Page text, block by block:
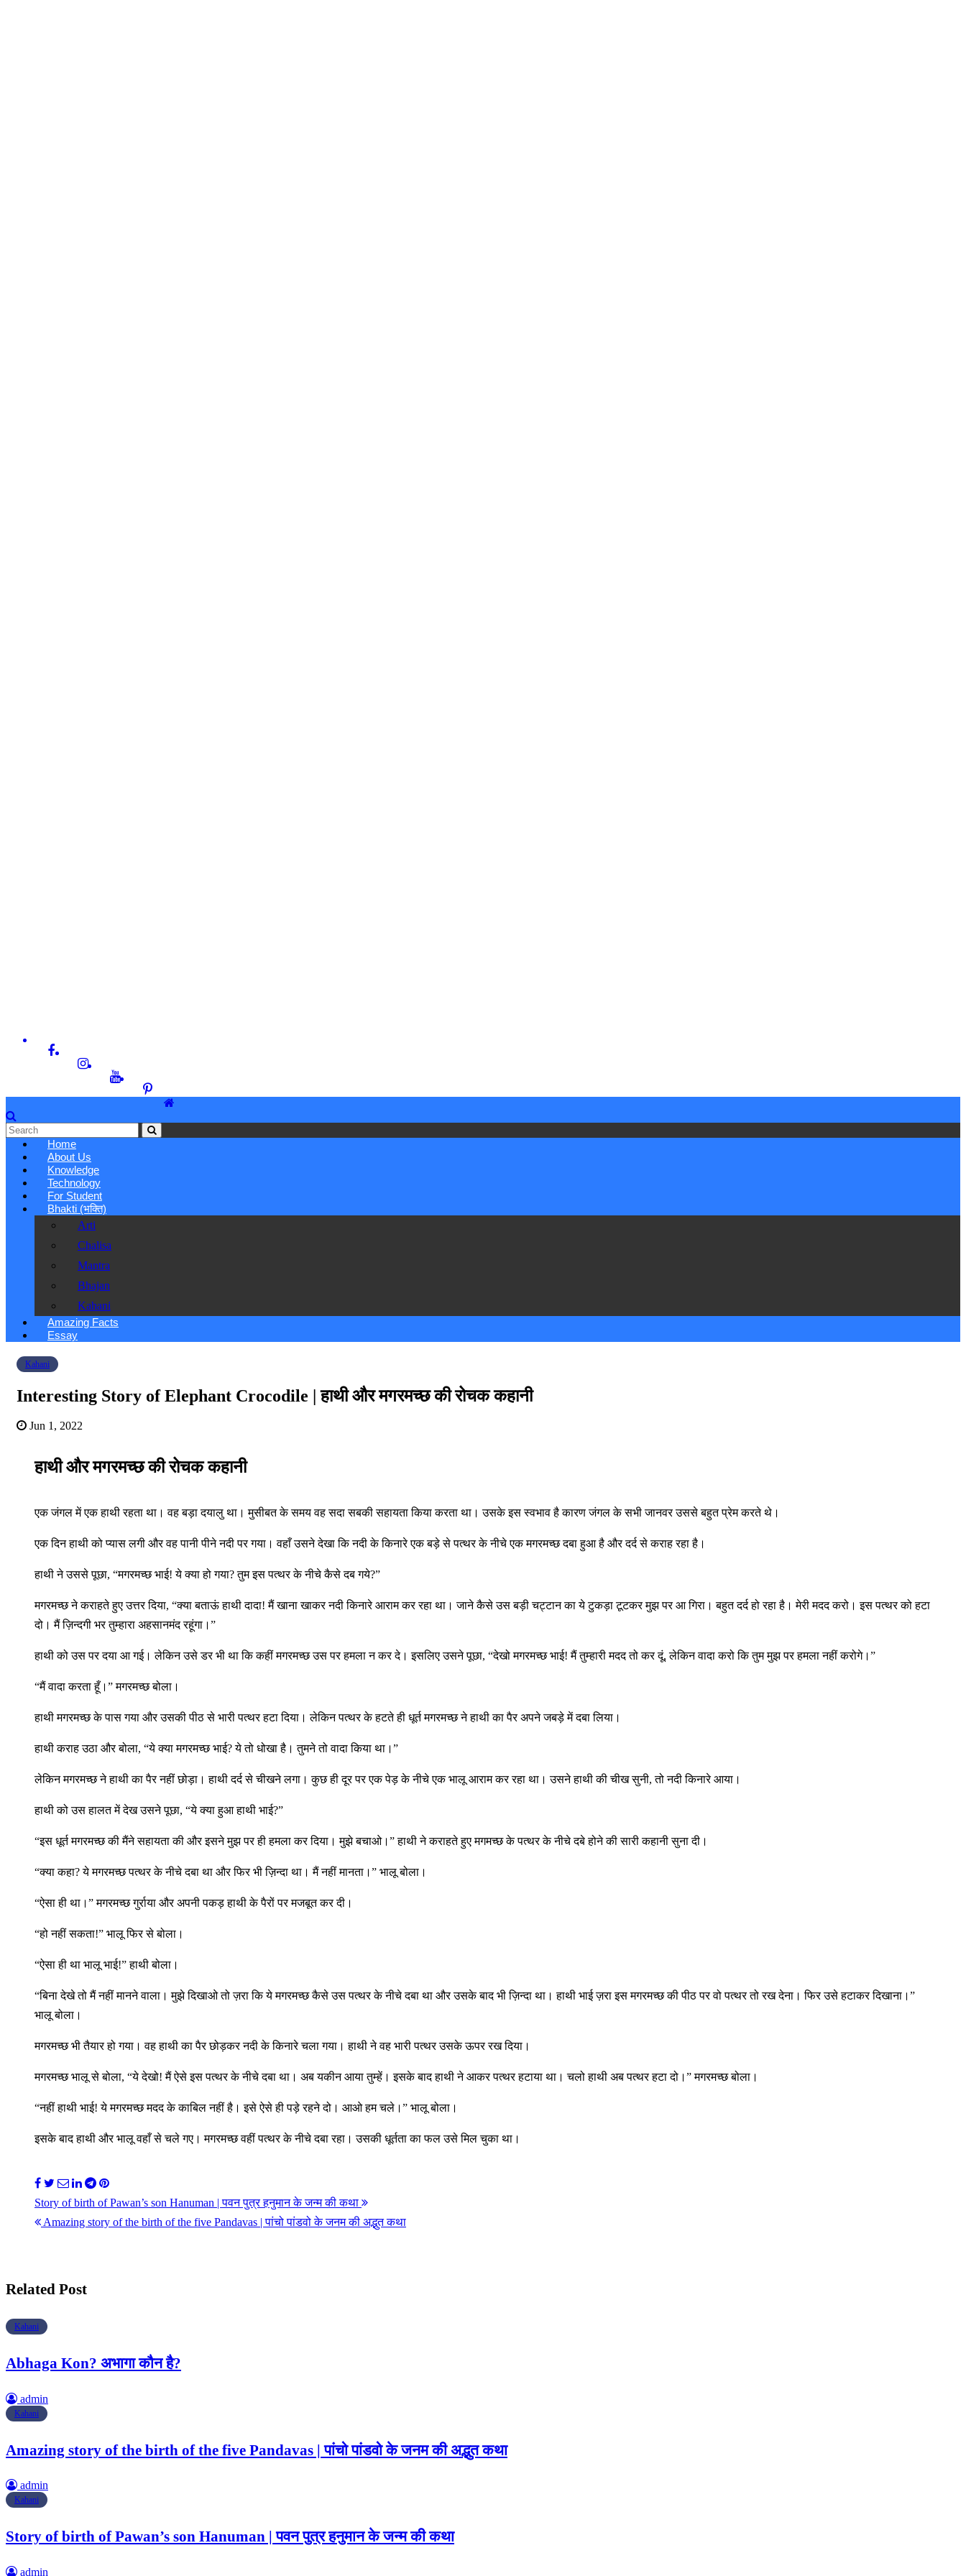
Home
About Us
Knowledge
Technology
For Student
Bhakti (भक्ति)
Arti
Chalisa
Mantra
Bhajan
Kahani
Amazing Facts
Essay
Kahani
Interesting Story of Elephant Crocodile | हाथी और मगरमच्छ की रोचक कहानी
Jun 1, 2022
हाथी और मगरमच्छ की रोचक कहानी
एक जंगल में एक हाथी रहता था। वह बड़ा दयालु था। मुसीबत के समय वह सदा सबकी सहायता किया करता था। उसके इस स्वभाव है कारण जंगल के सभी जानवर उससे बहुत प्रेम करते थे।
एक दिन हाथी को प्यास लगी और वह पानी पीने नदी पर गया। वहाँ उसने देखा कि नदी के किनारे एक बड़े से पत्थर के नीचे एक मगरमच्छ दबा हुआ है और दर्द से कराह रहा है।
हाथी ने उससे पूछा, “मगरमच्छ भाई! ये क्या हो गया? तुम इस पत्थर के नीचे कैसे दब गये?”
मगरमच्छ ने कराहते हुए उत्तर दिया, “क्या बताऊं हाथी दादा! मैं खाना खाकर नदी किनारे आराम कर रहा था। जाने कैसे उस बड़ी चट्टान का ये टुकड़ा टूटकर मुझ पर आ गिरा। बहुत दर्द हो रहा है। मेरी मदद करो। इस पत्थर को हटा
दो। मैं ज़िन्दगी भर तुम्हारा अहसानमंद रहूंगा।”
हाथी को उस पर दया आ गई। लेकिन उसे डर भी था कि कहीं मगरमच्छ उस पर हमला न कर दे। इसलिए उसने पूछा, “देखो मगरमच्छ भाई! मैं तुम्हारी मदद तो कर दूं, लेकिन वादा करो कि तुम मुझ पर हमला नहीं करोगे।”
“मैं वादा करता हूँ।” मगरमच्छ बोला।
हाथी मगरमच्छ के पास गया और उसकी पीठ से भारी पत्थर हटा दिया। लेकिन पत्थर के हटते ही धूर्त मगरमच्छ ने हाथी का पैर अपने जबड़े में दबा लिया।
हाथी कराह उठा और बोला, “ये क्या मगरमच्छ भाई? ये तो धोखा है। तुमने तो वादा किया था।”
लेकिन मगरमच्छ ने हाथी का पैर नहीं छोड़ा। हाथी दर्द से चीखने लगा। कुछ ही दूर पर एक पेड़ के नीचे एक भालू आराम कर रहा था। उसने हाथी की चीख सुनी, तो नदी किनारे आया।
हाथी को उस हालत में देख उसने पूछा, “ये क्या हुआ हाथी भाई?”
“इस धूर्त मगरमच्छ की मैंने सहायता की और इसने मुझ पर ही हमला कर दिया। मुझे बचाओ।” हाथी ने कराहते हुए मगमच्छ के पत्थर के नीचे दबे होने की सारी कहानी सुना दी।
“क्या कहा? ये मगरमच्छ पत्थर के नीचे दबा था और फिर भी ज़िन्दा था। मैं नहीं मानता।” भालू बोला।
“ऐसा ही था।” मगरमच्छ गुर्राया और अपनी पकड़ हाथी के पैरों पर मजबूत कर दी।
“हो नहीं सकता!” भालू फिर से बोला।
“ऐसा ही था भालू भाई!” हाथी बोला।
“बिना देखे तो मैं नहीं मानने वाला। मुझे दिखाओ तो ज़रा कि ये मगरमच्छ कैसे उस पत्थर के नीचे दबा था और उसके बाद भी ज़िन्दा था। हाथी भाई ज़रा इस मगरमच्छ की पीठ पर वो पत्थर तो रख देना। फिर उसे हटाकर दिखाना।”
भालू बोला।
मगरमच्छ भी तैयार हो गया। वह हाथी का पैर छोड़कर नदी के किनारे चला गया। हाथी ने वह भारी पत्थर उसके ऊपर रख दिया।
मगरमच्छ भालू से बोला, “ये देखो! मैं ऐसे इस पत्थर के नीचे दबा था। अब यकीन आया तुम्हें। इसके बाद हाथी ने आकर पत्थर हटाया था। चलो हाथी अब पत्थर हटा दो।” मगरमच्छ बोला।
“नहीं हाथी भाई! ये मगरमच्छ मदद के काबिल नहीं है। इसे ऐसे ही पड़े रहने दो। आओ हम चले।” भालू बोला।
इसके बाद हाथी और भालू वहाँ से चले गए। मगरमच्छ वहीं पत्थर के नीचे दबा रहा। उसकी धूर्तता का फल उसे मिल चुका था।
Post
navigation
Story of birth of Pawan’s son Hanuman | पवन पुत्र हनुमान के जन्म की कथा
Amazing story of the birth of the five Pandavas | पांचो पांडवो के जनम की अद्भुत कथा
Related Post
Kahani
Abhaga Kon? अभागा कौन है?
admin
Kahani
Amazing story of the birth of the five Pandavas | पांचो पांडवो के जनम की अद्भुत कथा
admin
Kahani
Story of birth of Pawan’s son Hanuman | पवन पुत्र हनुमान के जन्म की कथा
admin